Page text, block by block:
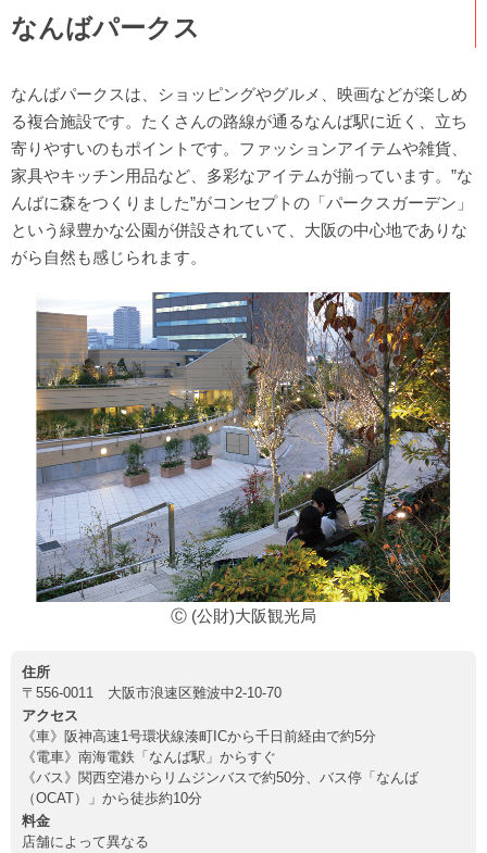
なんばパークス
なんばパークスは、ショッピングやグルメ、映画などが楽しめ
る複合施設です。たくさんの路線が通るなんば駅に近く、立ち
寄りやすいのもポイントです。ファッションアイテムや雑貨、
家具やキッチン用品など、多彩なアイテムが揃っています。”な
んばに森をつくりました”がコンセプトの「パークスガーデン」
という緑豊かな公園が併設されていて、大阪の中心地でありな
がら自然も感じられます。
Ⓒ (公財)大阪観光局
住所
〒556-0011 大阪市浪速区難波中2-10-70
アクセス
《車》阪神高速1号環状線湊町ICから千日前経由で約5分
《電車》南海電鉄「なんば駅」からすぐ
《バス》関西空港からリムジンバスで約50分、バス停「なんば
（OCAT）」から徒歩約10分
料金
店舗によって異なる